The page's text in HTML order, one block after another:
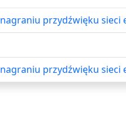
przydźwięku sieci
przydźwięku sieci